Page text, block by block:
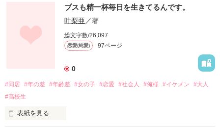
ブスも精一杯毎日を生きてるんです。
叶梨亜 ／著
総文字数/26,097
恋愛(純愛) 97ページ
0
#同居 #年の差 #年齢差 #女の子 #恋愛 #社会人 #俺様 #イケメン
#大人
#高校生
表紙を見る